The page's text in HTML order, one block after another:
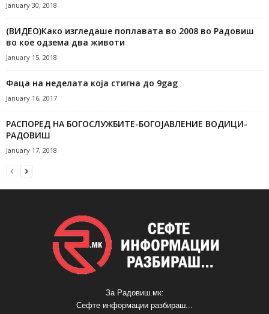
January 30, 2018
(ВИДЕО)Како изгледаше поплавата во 2008 во Радовиш
во кое одзема два животи
January 15, 2018
Фаца на неделата која стигна до 9gag
January 16, 2017
РАСПОРЕД НА БОГОСЛУЖБИТЕ-БОГОЈАВЛЕНИЕ ВОДИЦИ-
РАДОВИШ
January 17, 2018
За Радовиш.мк:
Сефте информации разбираш...